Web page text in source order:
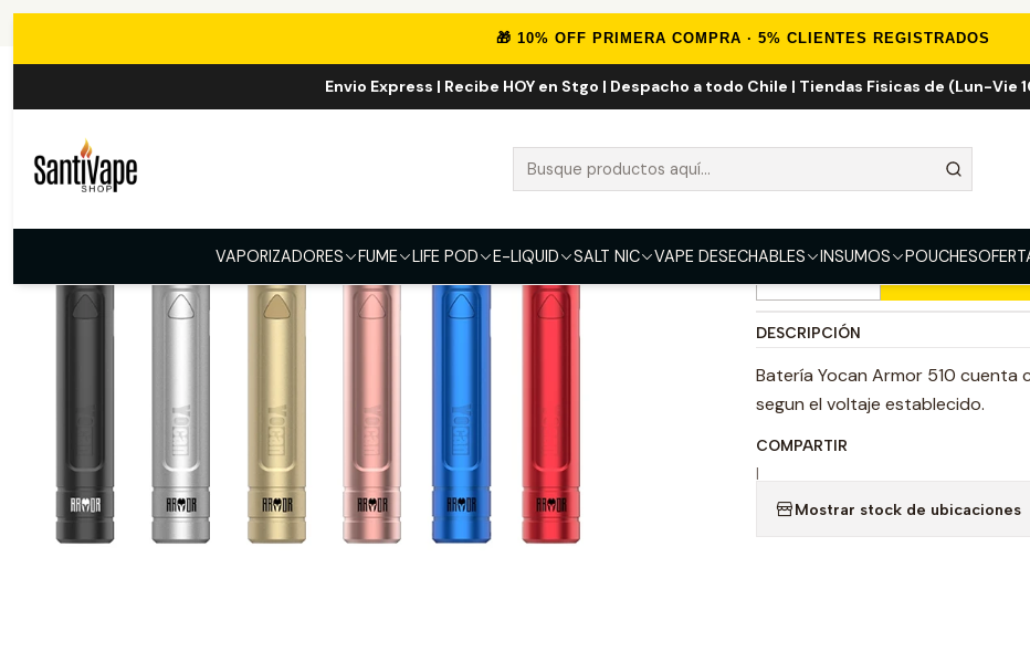
🎁 10% OFF PRIMERA COMPRA · 5% CLIENTES REGISTRADOS
Envio Express | Recibe HOY en Stgo | Despacho a todo Chile | Tiendas Fisicas de (Lun-Vie
VAPORIZADORES FUME LIFE POD E-LIQUID SALT NIC VAPE DESECHABLES INSUMOS POUCHES
Bateria Armor
Negro Dorado Azul
Cantidad
DESCRIPCIÓN
Batería Yocan Armor 510 cuenta
segun el voltaje establecido.
COMPARTIR
|
Mostrar stock de ubicaciones